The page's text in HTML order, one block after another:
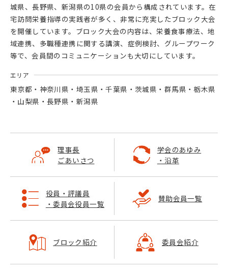
城県、長野県、新潟県の10県の会員から構成されています。在
宅訪問栄養指導の実践者が多く、非常に充実したブロック大会
を開催しています。ブロック大会の内容は、栄養食事療法、地
域連携、多職種連携に関する講演、症例検討、グループワーク
等で、会員間のコミュニケーションも大切にしています。
エリア
東京都 神奈川県 埼玉県 千葉県 茨城県 群馬県
栃木県
山梨県
長野県 新潟県
理事長
ごあいさつ
学会のあゆみ
・沿革
役員・評議員
・委員会役員一覧
賛助会員一覧
ブロック紹介 委員会紹介